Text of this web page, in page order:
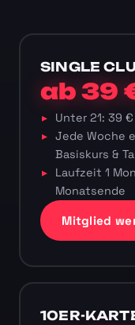
SINGLE
ab 39
Unter 21: 39
Jede Woche
Basiskurs &
Laufzeit 1
Monatsende
Mitglied
10ER-